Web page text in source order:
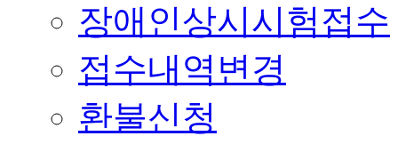
장애인상시시험접수
접수내역변경
환불신청